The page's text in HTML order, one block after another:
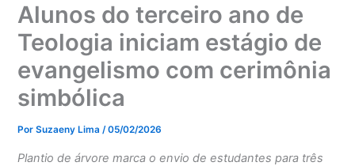
Alunos do terceiro ano de
Teologia iniciam estágio de
evangelismo com cerimônia
simbólica
PorSuzaeny Lima/05/02/2026
Plantio de árvore marca o envio de estudantes para três